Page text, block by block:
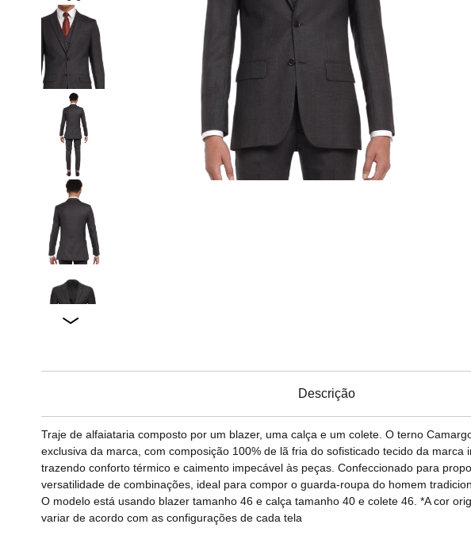
Descrição
Traje de alfaiataria composto por um blazer, uma calça e um colete. O terno
exclusiva da marca, com composição 100% de lã fria do sofisticado tecido da marca
trazendo conforto térmico e caimento impecável às peças. Confeccionado para
versatilidade de combinações, ideal para compor o guarda-roupa do homem
O modelo está usando blazer tamanho 46 e calça tamanho 40 e colete 46. *A cor
variar de acordo com as configurações de cada tela